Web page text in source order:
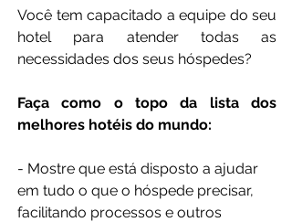
Você tem capacitado a equipe do seu
hotel para atender todas as
necessidades dos seus hóspedes?
Faça como o topo da lista dos
melhores hotéis do mundo:
- Mostre que está disposto a ajudar
em tudo o que o hóspede precisar,
facilitando processos e outros